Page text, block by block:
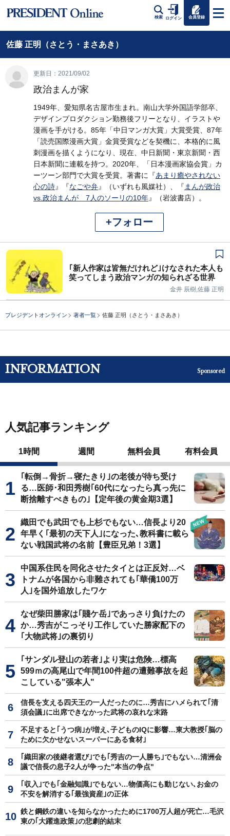
検索 ログイン 会員登録
佐藤 正明（さとう・まさあき）
更新日：2021/09/02
政治まんが家
1949年、愛知県名古屋市生まれ。南山大学外国語学部卒、
デザインプロダクション勤務後フリーとなり、イラストや
漫画を手がける。85年「中日マンガ大賞」大賞受賞、87年
「読売国際漫画大賞」金賞受賞などを契機に、本格的に風
刺漫画を描くようになり、現在、中日新聞・東京新聞・西
日本新聞に連載を持つ。2020年、「日本漫画家協会賞」カ
ーツーン部門で大賞を受賞。著書に『あまり癒やされない
心の詩』『なごや弁』（いずれも風媒社）、『 まんが政治
vs.政治まんが 7人のソーリの10年』（岩波書店）。
+フォロー
｢新人作家は皆無だけれど｣けなされた本人も
笑ってしまう政治マンガの知られざる世界
金井 辰樹,佐藤 正明
プレジデントオンライン 著者一覧 佐藤 正明（さとう・まさあき）
INFORMATION Sponsored
人気記事ランキング
1時間 週間 無料会員 有料会員
｢転倒→骨折→寝たきり｣の老後が待ち受け
る…医師･和田秀樹｢60代になったら真っ先に
断捨離すべきもの｣【定年後の黄金期3選】
織田でも武田でも上杉でもない…信長より20
年早く｢最初の天下人｣になった､教科書に載ら
ない戦国武将の名前【豊臣兄弟！3選】
中国系住民を同化させたタイとは正反対…ベ
トナムが各国から非難されても｢華僑100万
人｣を国外追放したワケ
なぜ柴田勝家は｢賤ケ岳｣であっさり負けたの
か…秀吉がこっそり工作していた勝家配下の
｢大物武将｣の裏切り
｢サンダル登山の若者｣より実は危険…標高
599ｍの高尾山で年間100件超の遭難事故を起
こしている"張本人"
信長を支える四天王の一人だったのに…秀吉にハメられて｢清
須会議｣に出席できなかった武将の哀れな末路
不足すると｢うつ病｣が増え､子どものIQに影響…東大教授｢脳の
ために欠かせないスーパーにある食材｣
｢織田家の後継者選び｣でも｢秀吉の一人勝ち｣でもない…清洲会
議で信長の息子2人が争った"本当の争点"
｢収入｣でも｢金融知識｣でもない…物価高にも動じない､お金の
不安を解消する｢最強資産｣の正体
鉄と鋼鉄の違いを知らなかったために1700万人超が死亡…毛沢
東の｢大躍進政策｣の悲劇的結末